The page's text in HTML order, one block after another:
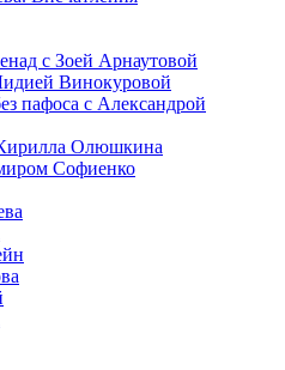
с Зоей Арнаутовой
Винокуровой
пафоса с Александрой
Олюшкина
Софиенко